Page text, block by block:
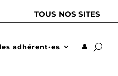
TOUS NOS SITES
adhérent•es 👤